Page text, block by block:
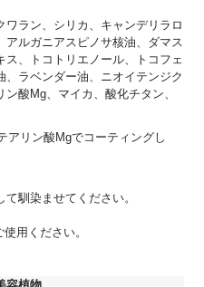
ラン、シリカ、キャンデリラロ
アルガニアスピノサ核油、ダマス
、トコトリエノール、トコフェ
、ラベンダー油、ニオイテンジク
酸Mg、マイカ、酸化チタン、
リン酸Mgでコーティングし
馴染ませてください。
用ください。